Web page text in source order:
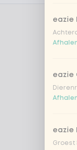
eazie
eazie
eazie
Groest